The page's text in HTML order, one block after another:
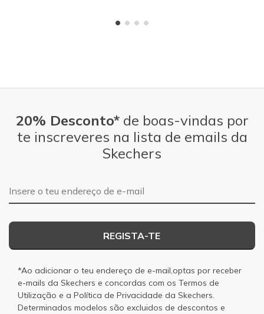
20% Desconto*de boas-vindas por
te inscreveres na lista de emails da
Skechers
Endereço de e-mail
REGISTA-TE
*Ao adicionar o teu endereço de e-mail,optas por receber
e-mails da Skechers e concordas com os Termos de
Utilização e a Política de Privacidade da Skechers.
Determinados modelos são excluidos de descontos e